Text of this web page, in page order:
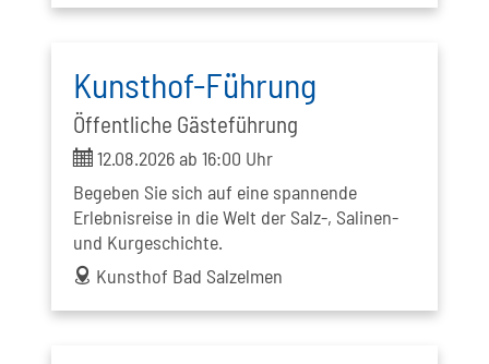
Kunsthof-Führung
Öffentliche Gästeführung
ticket
12.08.2026 ab 16:00 Uhr
Begeben Sie sich auf eine spannende
Erlebnisreise in die Welt der Salz-, Salinen-
und Kurgeschichte.
address
Kunsthof Bad Salzelmen